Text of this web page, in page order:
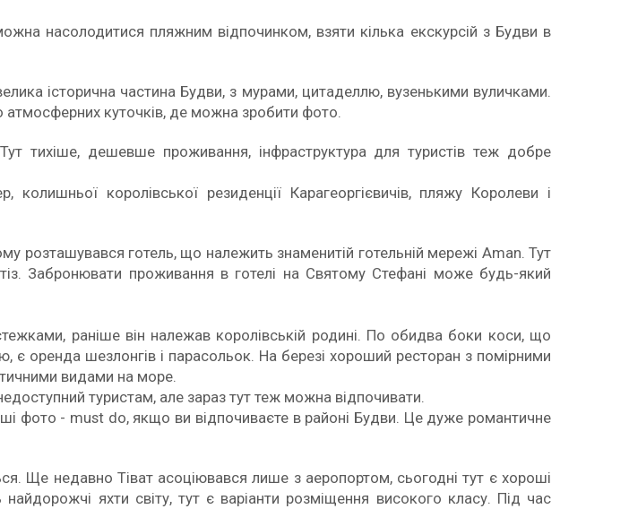
насолодитися пляжним відпочинком, взяти кілька екскурсій з Будви в
історична частина Будви, з мурами, цитаделлю, вузенькими вуличками.
атмосферних куточків, де можна зробити фото.
тихіше, дешевше проживання, інфраструктура для туристів теж добре
королівської резиденції Карагеоргієвичів, пляжу Королеви і
розташувався готель, що належить знаменитій готельній мережі Aman. Тут
Забронювати проживання в готелі на Святому Стефані може будь-який
раніше він належав королівській родині. По обидва боки коси, що
оренда шезлонгів і парасольок. На березі хороший ресторан з помірними
видами на море.
туристам, але зараз тут теж можна відпочивати.
фото - must do, якщо ви відпочиваєте в районі Будви. Це дуже романтичне
Ще недавно Тіват асоціювався лише з аеропортом, сьогодні тут є хороші
яхти світу, тут є варіанти розміщення високого класу. Під час